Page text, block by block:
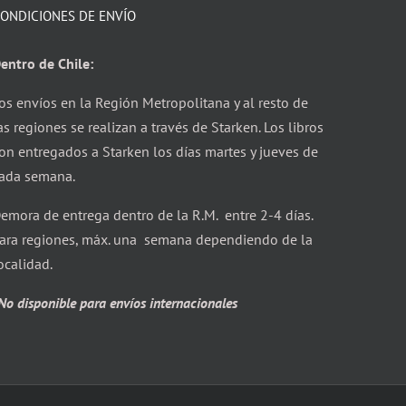
DE ENVÍO
de Chile:
envíos en la Región Metropolitana y al resto de
regiones se realizan a través de Starken. Los libros
entregados a Starken los días martes y jueves de
semana.
de entrega dentro de la R.M. entre 2-4 días.
regiones, máx. una semana dependiendo de la
disponible para envíos internacionales